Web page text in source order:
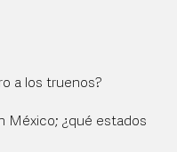
a los truenos?
México; ¿qué estados